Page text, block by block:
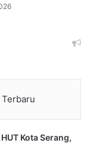
Terbaru
Kota Serang,